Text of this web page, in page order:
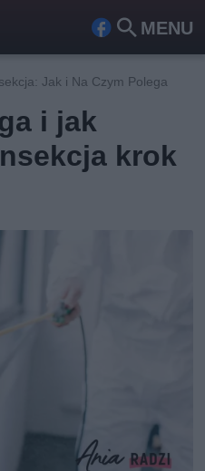
MENU
Fa
ook
Szu
kaj
Jak i Na Czym Polega
i jak
krok